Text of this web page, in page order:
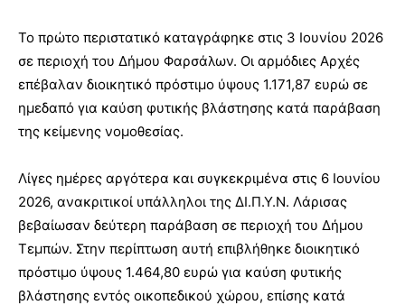
Το πρώτο περιστατικό καταγράφηκε στις 3 Ιουνίου 2026
σε περιοχή του Δήμου Φαρσάλων. Οι αρμόδιες Αρχές
επέβαλαν διοικητικό πρόστιμο ύψους 1.171,87 ευρώ σε
ημεδαπό για καύση φυτικής βλάστησης κατά παράβαση
της κείμενης νομοθεσίας.
Λίγες ημέρες αργότερα και συγκεκριμένα στις 6 Ιουνίου
2026, ανακριτικοί υπάλληλοι της ΔΙ.Π.Υ.Ν. Λάρισας
βεβαίωσαν δεύτερη παράβαση σε περιοχή του Δήμου
Τεμπών. Στην περίπτωση αυτή επιβλήθηκε διοικητικό
πρόστιμο ύψους 1.464,80 ευρώ για καύση φυτικής
βλάστησης εντός οικοπεδικού χώρου, επίσης κατά